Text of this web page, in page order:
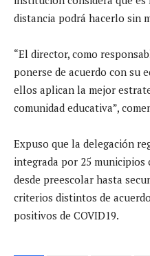
distancia podrá hacerlo sin
“El director, como
ponerse de acuerdo con su
ellos aplican la mejor
comunidad educativa”,
Expuso que la delegación
integrada por 25 municipios
desde preescolar hasta
criterios distintos de
positivos de COVID19.